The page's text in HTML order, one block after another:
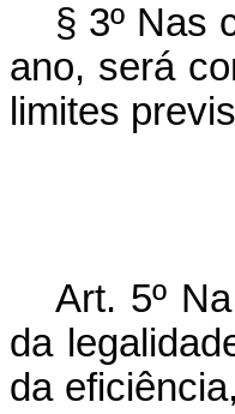
§ 3º Nas
ano, será
limites
Art. 5º
da
da